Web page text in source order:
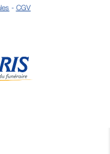
- CGV